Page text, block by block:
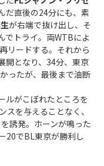
だ直後の24分にも、素
が右端で抜け出し、そ
でトライ。両WTBによ
リードする。それから
開となり、34分、東京
ったが、最後まで油断
ルがこぼれたところを
スを与えることなく、
誘発。ホーンが鳴った
20でBL東京が勝利し